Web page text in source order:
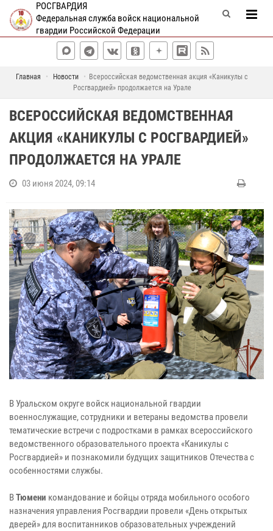
РОСГВАРДИЯ
Федеральная служба войск национальной
гвардии Российской Федерации
Главная Новости
Всероссийская ведомственная акция «Каникулы с
Росгвардией» продолжается на Урале
ВСЕРОССИЙСКАЯ ВЕДОМСТВЕННАЯ
АКЦИЯ «КАНИКУЛЫ С РОСГВАРДИЕЙ»
ПРОДОЛЖАЕТСЯ НА УРАЛЕ
03 июня 2024, 09:14
В Уральском округе войск национальной гвардии
военнослужащие, сотрудники и ветераны ведомства провели
тематические встречи с подростками в рамках всероссийского
ведомственного образовательного проекта «Каникулы с
Росгвардией» и познакомили будущих защитников Отечества с
особенностями службы.
ВТюмени командование и бойцы отряда мобильного особого
назначения управления Росгвардии провели «День открытых
дверей» для воспитанников образовательных учреждений